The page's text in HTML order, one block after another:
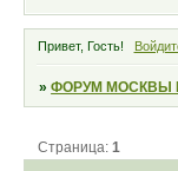
Привет, Гость!
»ФОРУМ МОСКВЫ
Страница:1